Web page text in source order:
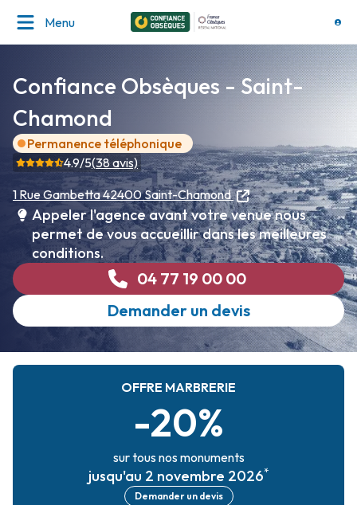
Menu
Confiance Obsèques - Saint-
Chamond
Permanence téléphonique
4.9/5(38avis)
1 Rue Gambetta42400 Saint-Chamond
04 77 19 00 00
Demander un devis
Appeler l'agence avant votre venue nous
permet de vous accueillir dans les meilleures
conditions.
OFFRE MARBRERIE
-20%
sur tous nos monuments
jusqu'au 2 novembre 2026*
Demander un devis